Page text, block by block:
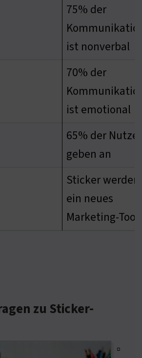
75% der
ist nonverbal
70% der
ist emotional
65% der Nutzer
geben an
Sticker werden
ein neues
Marketing-Tool
zu Sticker-
▫